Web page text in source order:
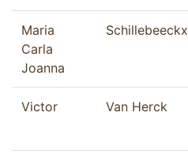
Maria
Carla
Joanna
Schillebeeckx
Victor Van Herck